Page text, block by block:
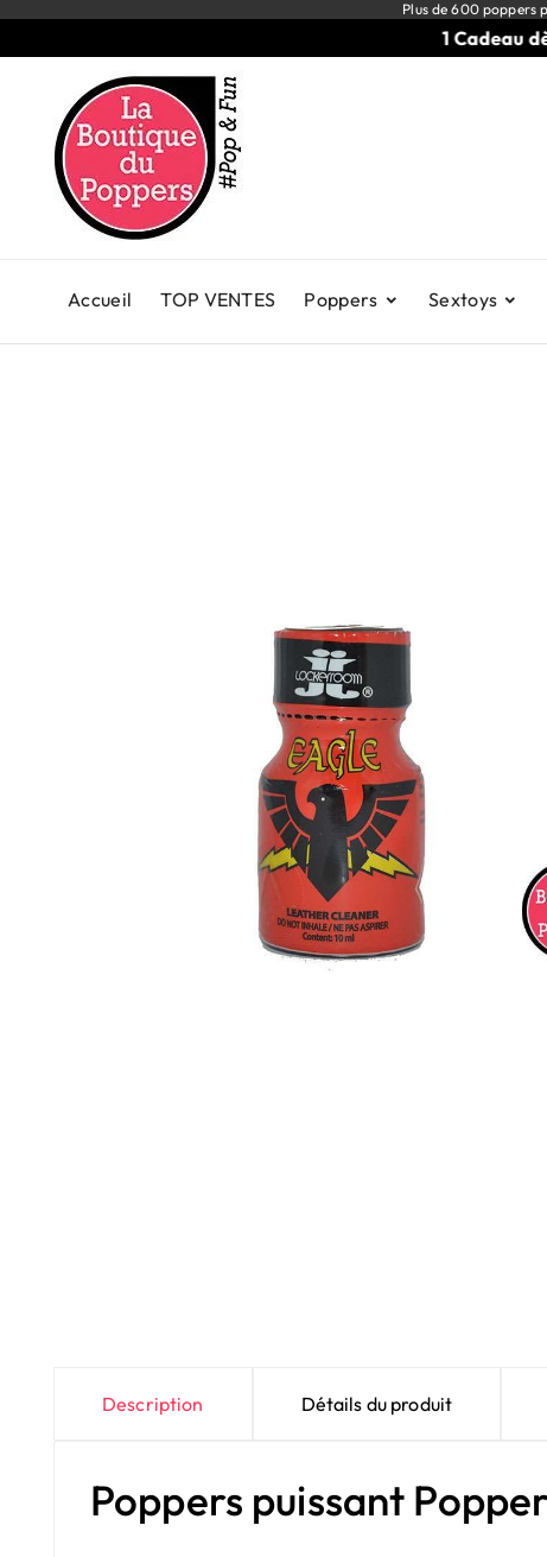
Plus de 600 poppers
1 Cadeau dès
Accueil TOP VENTES Poppers Sextoys
Description Détails du produit
Poppers puissant